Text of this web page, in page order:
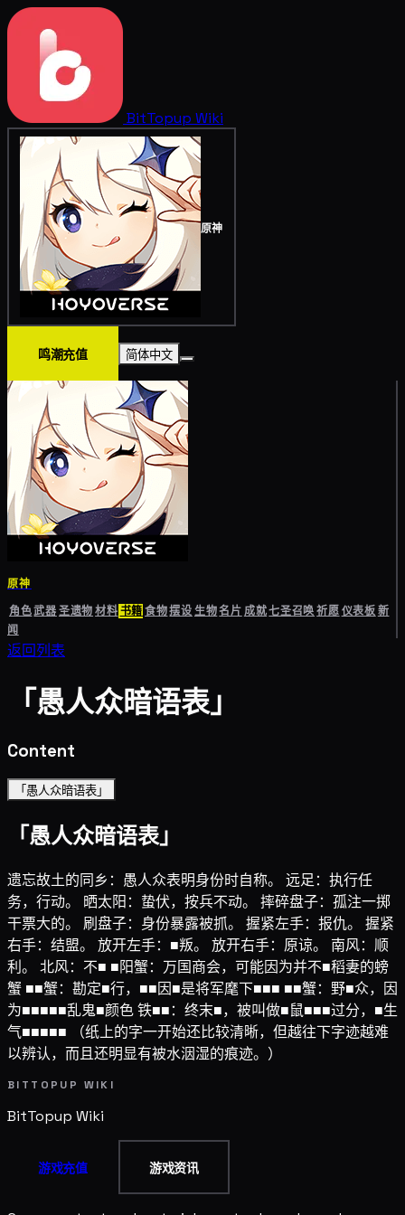
BitTopup Wiki
原神
鸣潮充值 简体中文
原神
角色武器圣遗物材料书籍食物摆设生物名片成就七圣召唤祈愿仪表板新
闻
返回列表
「愚人众暗语表」
Content
「愚人众暗语表」
「愚人众暗语表」
遗忘故土的同乡：愚人众表明身份时自称。 远足：执行任
务，行动。 晒太阳：蛰伏，按兵不动。 摔碎盘子：孤注一掷
干票大的。 刷盘子：身份暴露被抓。 握紧左手：报仇。 握紧
右手：结盟。 放开左手：■叛。 放开右手：原谅。 南风：顺
利。 北风：不■ ■阳蟹：万国商会，可能因为并不■稻妻的螃
蟹 ■■蟹：勘定■行，■■因■是将军麾下■■■ ■■蟹：野■众，因
为■■■■■乱鬼■颜色 铁■■：终末■，被叫做■鼠■■■过分，■生
气■■■■■ （纸上的字一开始还比较清晰，但越往下字迹越难
以辨认，而且还明显有被水洇湿的痕迹。）
BITTOPUP WIKI
BitTopup Wiki
游戏充值 游戏资讯